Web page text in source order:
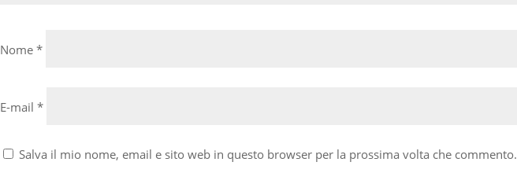
Nome *
E-mail *
Salva il mio nome, email e sito web in questo browser per la prossima volta che commento.